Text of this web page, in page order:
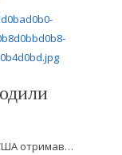
отримав…